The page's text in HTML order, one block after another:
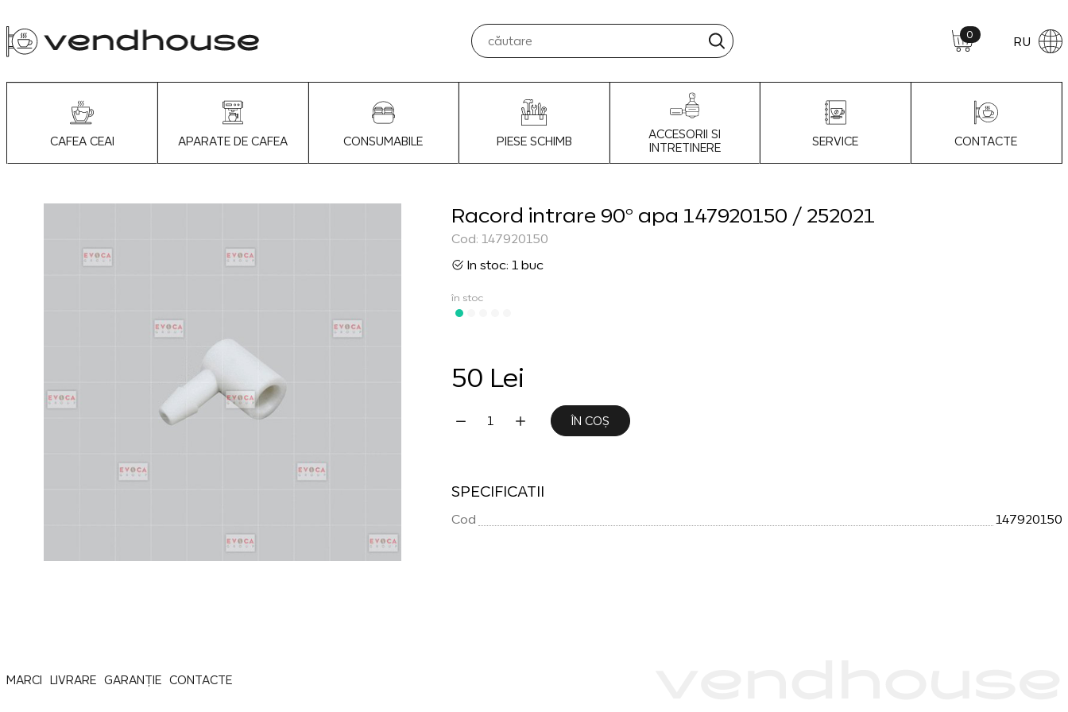
0 RU
CAFEA CEAI APARATE DE CAFEA CONSUMABILE PIESE SCHIMB
ACCESORII SI
INTRETINERE
SERVICE CONTACTE
Racord intrare 90° apa 147920150 / 252021
Cod: 147920150
In stoc: 1 buc
în stoc
50 Lei
ÎN COȘ
SPECIFICATII
Cod 147920150
MARCI LIVRARE GARANȚIE CONTACTE